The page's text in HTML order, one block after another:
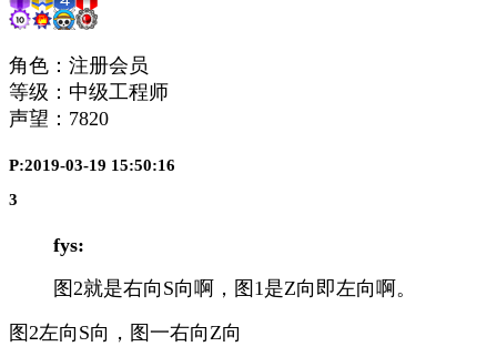
角色：注册会员
等级：中级工程师
声望： 7820
P:2019-03-19 15:50:16
3
fys:
图2就是右向S向啊，图1是Z向即左向啊。
图2左向S向，图一右向Z向